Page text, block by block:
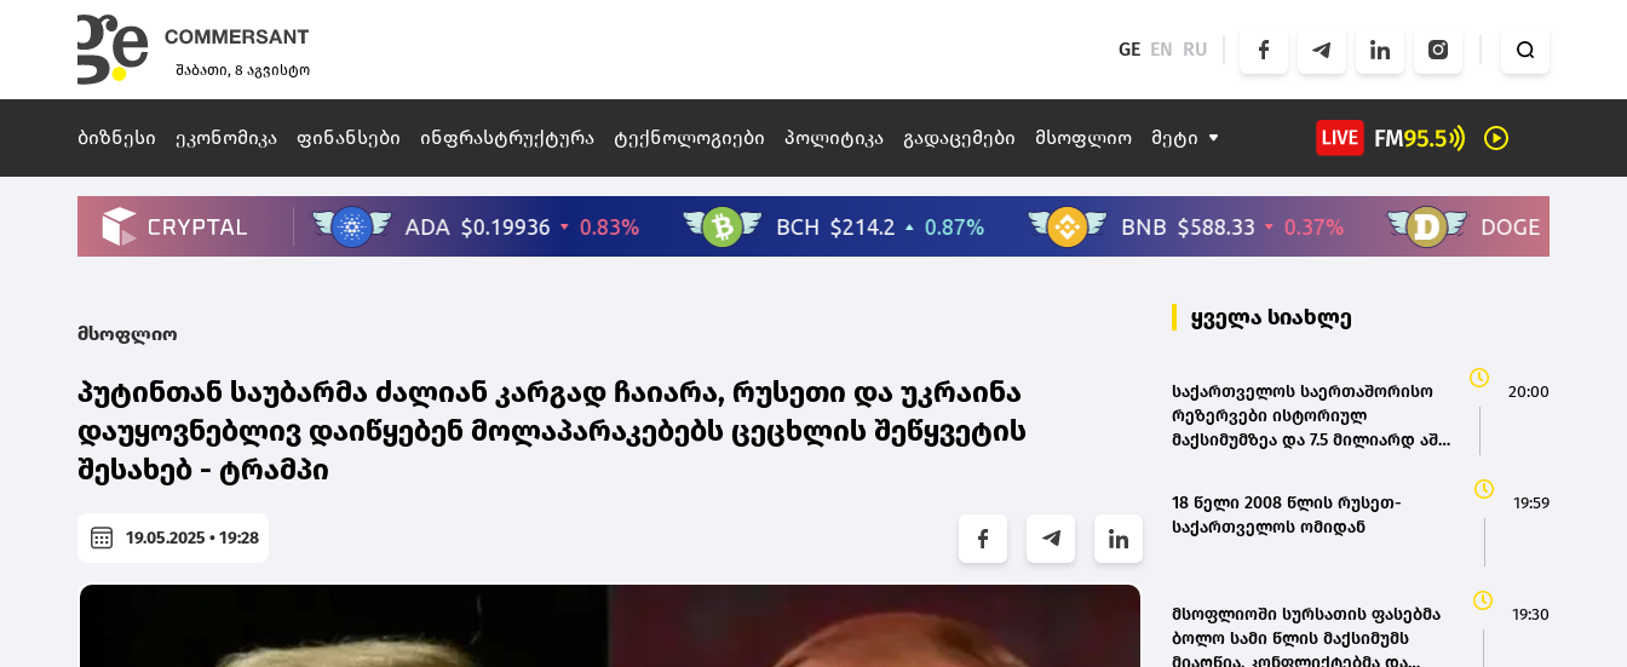
შაბათი, 8 აგვისტო
GE EN RU
ბიზნესი ეკონომიკა ფინანსები ინფრასტრუქტურა ტექნოლოგიები პოლიტიკა გადაცემები მსოფლიო მეტი
მსოფლიო
პუტინთან საუბარმა ძალიან კარგად ჩაიარა, რუსეთი და უკრაინა
დაუყოვნებლივ დაიწყებენ მოლაპარაკებებს ცეცხლის შეწყვეტის
შესახებ - ტრამპი
19.05.2025 • 19:28
ყველა სიახლე
საქართველოს საერთაშორისო
რეზერვები ისტორიულ
მაქსიმუმზეა და 7.5 მილიარდ აშშ
20:00
18 წელი 2008 წლის რუსეთ-
საქართველოს ომიდან
19:59
მსოფლიოში სურსათის ფასებმა
ბოლო სამი წლის მაქსიმუმს
მიაღწია, კონფლიქტებმა და
19:30